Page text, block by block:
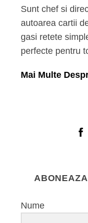
Sunt chef si
autoarea cartii
gasi retete
perfecte pentru
Mai Multe
Nume